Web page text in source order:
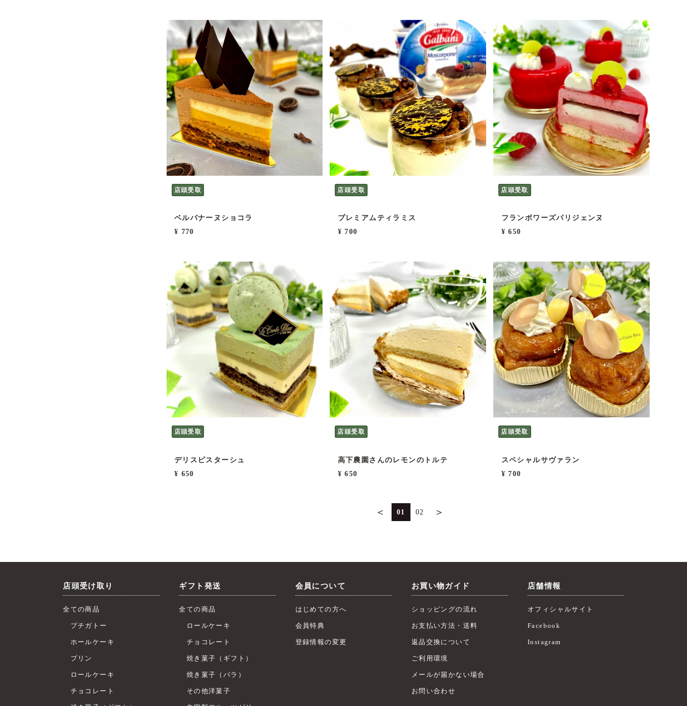
店頭受取
ベルバナーヌショコラ
¥ 770
店頭受取
プレミアムティラミス
¥ 700
店頭受取
フランボワーズパリジェンヌ
¥ 650
店頭受取
デリスピスターシュ
¥ 650
店頭受取
高下農園さんのレモンのトルテ
¥ 650
店頭受取
スペシャルサヴァラン
¥ 700
＜ 01 02 ＞
店頭受け取り
全ての商品
プチガトー
ホールケーキ
プリン
ロールケーキ
チョコレート
ギフト発送
全ての商品
ロールケーキ
チョコレート
焼き菓子（ギフト）
焼き菓子（バラ）
その他洋菓子
会員について
はじめての方へ
会員特典
登録情報の変更
お買い物ガイド
ショッピングの流れ
お支払い方法・送料
返品交換について
ご利用環境
メールが届かない場合
お問い合わせ
店舗情報
オフィシャルサイト
Facebook
Instagram